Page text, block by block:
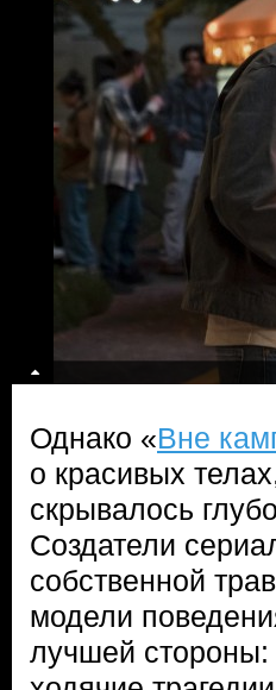
Однако «Вне
о красивых
скрывалось
Создатели
собственной
модели
лучшей стороны: